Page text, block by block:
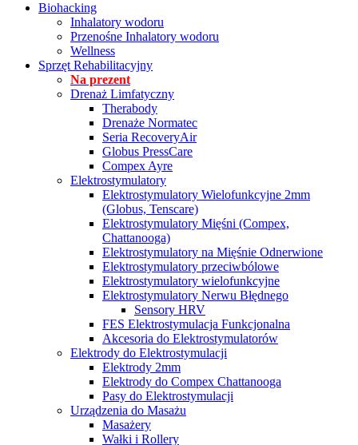
Biohacking
Inhalatory wodoru
Przenośne Inhalatory wodoru
Wellness
Sprzęt Rehabilitacyjny
Na prezent
Drenaż Limfatyczny
Therabody
Drenaże Normatec
Seria RecoveryAir
Globus PressCare
Compex Ayre
Elektrostymulatory
Elektrostymulatory Wielofunkcyjne 2mm
(Globus, Tenscare)
Elektrostymulatory Mięśni (Compex,
Chattanooga)
Elektrostymulatory na Mięśnie Odnerwione
Elektrostymulatory przeciwbólowe
Elektrostymulatory wielofunkcyjne
Elektrostymulatory Nerwu Błędnego
Sensory HRV
FES Elektrostymulacja Funkcjonalna
Akcesoria do Elektrostymulatorów
Elektrody do Elektrostymulacji
Elektrody 2mm
Elektrody do Compex Chattanooga
Pasy do Elektrostymulacji
Urządzenia do Masażu
Masażery
Wałki i Rollery